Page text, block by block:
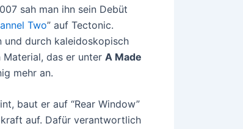
sah man ihn sein Debüt
Two” auf Tectonic.
und durch kaleidoskopisch
das er unter A Made
mehr an.
baut er auf “Rear Window”
auf. Dafür verantwortlich